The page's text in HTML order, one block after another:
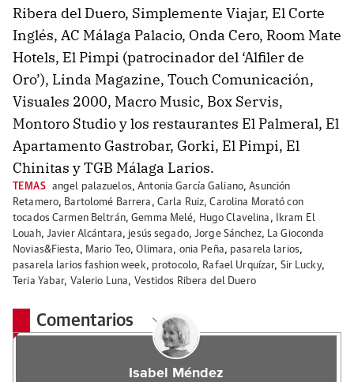
Ribera del Duero, Simplemente Viajar, El Corte
Inglés, AC Málaga Palacio, Onda Cero, Room Mate
Hotels, El Pimpi (patrocinador del ‘Alfiler de
Oro’), Linda Magazine, Touch Comunicación,
Visuales 2000, Macro Music, Box Servis,
Montoro Studio y los restaurantes El Palmeral, El
Apartamento Gastrobar, Gorki, El Pimpi, El
Chinitas y TGB Málaga Larios.
TEMAS angel palazuelos,Antonia García Galiano,Asunción
Retamero, Bartolomé Barrera , Carla Ruiz,Carolina Morató con
tocados Carmen Beltrán,Gemma Melé, Hugo Clavelina ,
Ikram El
Louah, Javier Alcántara, jesús segado,Jorge Sánchez, La Gioconda
Novias&Fiesta, Mario Teo,Olimara, onia Peña, pasarela larios,
pasarela larios fashion week, protocolo, Rafael Urquízar, Sir Lucky,
Teria Yabar, Valerio Luna, Vestidos Ribera del Duero
Comentarios
Isabel Méndez